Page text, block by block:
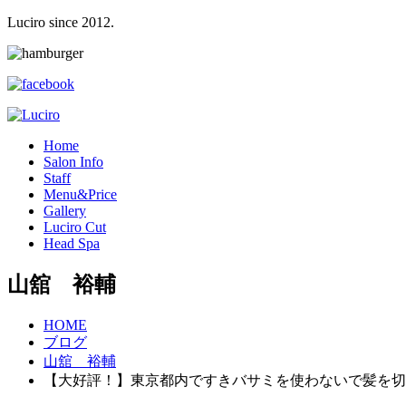
Luciro since 2012.
Home
Salon Info
Staff
Menu&Price
Gallery
Luciro Cut
Head Spa
山舘 裕輔
HOME
ブログ
山舘 裕輔
【大好評！】東京都内ですきバサミを使わないで髪を